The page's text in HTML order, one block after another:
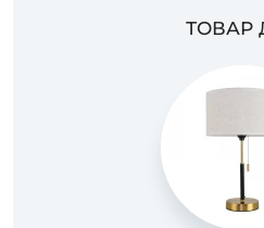
ТОВАР